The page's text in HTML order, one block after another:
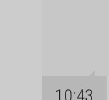
10:43